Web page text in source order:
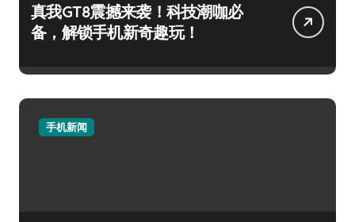
真我GT8震撼来袭！科技潮咖必
备，解锁手机新奇趣玩！
手机新闻